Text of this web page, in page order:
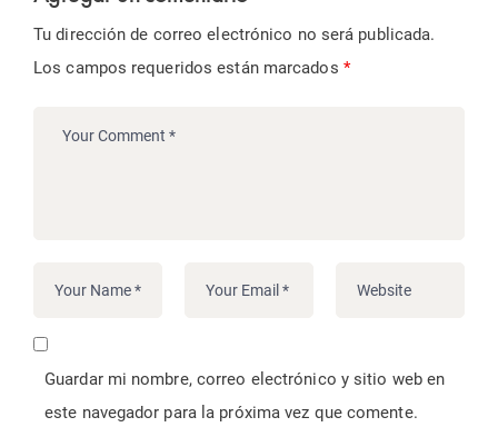
Tu dirección de correo electrónico no será publicada.
Los campos requeridos están marcados *
Guardar mi nombre, correo electrónico y sitio web en
este navegador para la próxima vez que comente.